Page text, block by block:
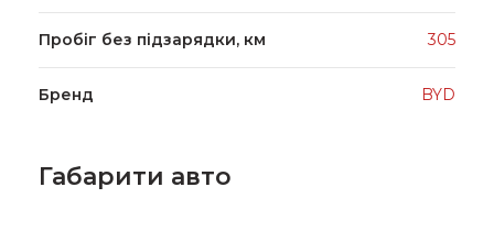
Пробіг без підзарядки, км 305
Бренд BYD
Габарити авто